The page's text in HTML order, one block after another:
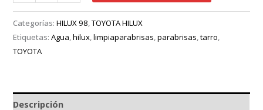
Categorías:HILUX 98,TOYOTA HILUX
Etiquetas:Agua,hilux,limpiaparabrisas,parabrisas,tarro,
TOYOTA
Descripción